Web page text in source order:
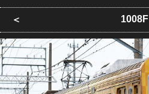
＜ 1008F